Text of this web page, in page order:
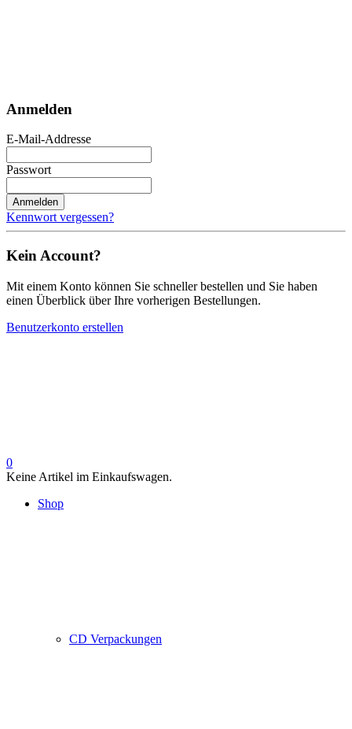
Anmelden
E-Mail-Addresse
Passwort
Anmelden
Kennwort vergessen?
Kein Account?
Mit einem Konto können Sie schneller bestellen und Sie haben
einen Überblick über Ihre vorherigen Bestellungen.
Benutzerkonto erstellen
0
Keine Artikel im Einkaufswagen.
Shop
CD Verpackungen